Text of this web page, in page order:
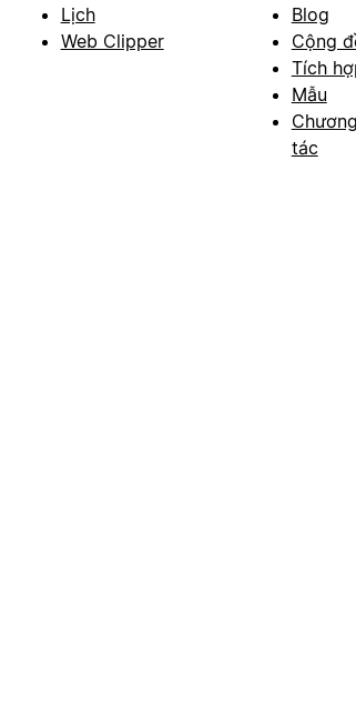
Lịch
Web Clipper
Blog
Cộng
Tích
Mẫu
tác